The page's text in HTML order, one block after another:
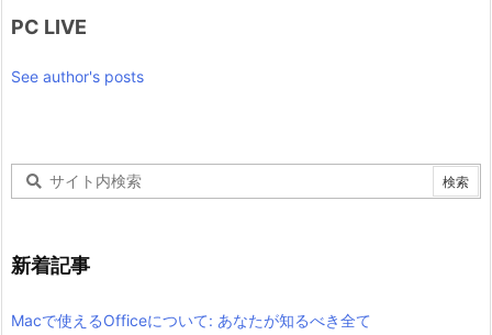
PC LIVE
See author's posts
新着記事
Macで使えるOfficeについて: あなたが知るべき全て